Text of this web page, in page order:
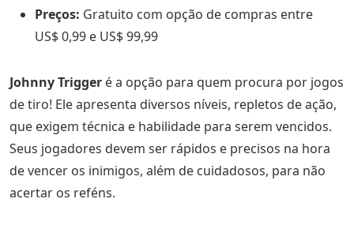
Preços: Gratuito com opção de compras entre
US$ 0,99 e US$ 99,99
Johnny Trigger é a opção para quem procura por jogos
de tiro! Ele apresenta diversos níveis, repletos de ação,
que exigem técnica e habilidade para serem vencidos.
Seus jogadores devem ser rápidos e precisos na hora
de vencer os inimigos, além de cuidadosos, para não
acertar os reféns.